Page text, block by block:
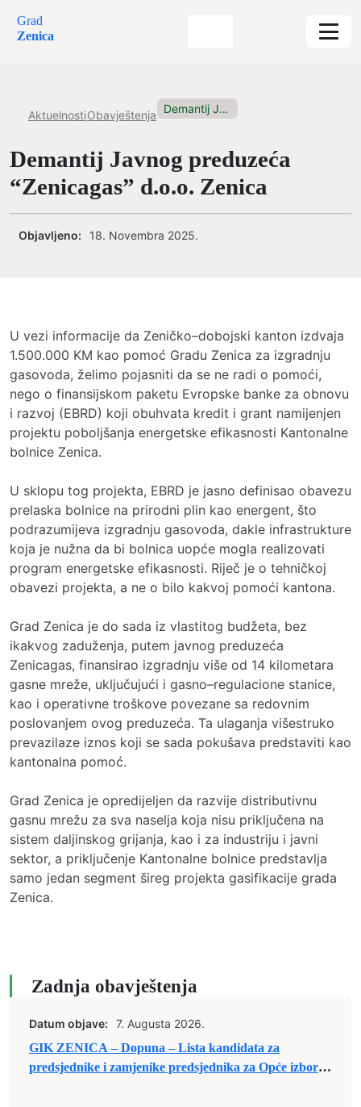
Grad
Zenica
AktuelnostiObavještenja Demantij Javnog preduzeća “Zenicagas” d.o.o....
Demantij Javnog preduzeća
“Zenicagas” d.o.o. Zenica
Objavljeno: 18. Novembra 2025.
U vezi informacije da Zeničko–dobojski kanton izdvaja
1.500.000 KM kao pomoć Gradu Zenica za izgradnju
gasovoda, želimo pojasniti da se ne radi o pomoći,
nego o finansijskom paketu Evropske banke za obnovu
i razvoj (EBRD) koji obuhvata kredit i grant namijenjen
projektu poboljšanja energetske efikasnosti Kantonalne
bolnice Zenica.
U sklopu tog projekta, EBRD je jasno definisao obavezu
prelaska bolnice na prirodni plin kao energent, što
podrazumijeva izgradnju gasovoda, dakle infrastrukture
koja je nužna da bi bolnica uopće mogla realizovati
program energetske efikasnosti. Riječ je o tehničkoj
obavezi projekta, a ne o bilo kakvoj pomoći kantona.
Grad Zenica je do sada iz vlastitog budžeta, bez
ikakvog zaduženja, putem javnog preduzeća
Zenicagas, finansirao izgradnju više od 14 kilometara
gasne mreže, uključujući i gasno–regulacione stanice,
kao i operativne troškove povezane sa redovnim
poslovanjem ovog preduzeća. Ta ulaganja višestruko
prevazilaze iznos koji se sada pokušava predstaviti kao
kantonalna pomoć.
Grad Zenica je opredijeljen da razvije distributivnu
gasnu mrežu za sva naselja koja nisu priključena na
sistem daljinskog grijanja, kao i za industriju i javni
sektor, a priključenje Kantonalne bolnice predstavlja
samo jedan segment šireg projekta gasifikacije grada
Zenica.
Zadnja obavještenja
Datum objave:
7. Augusta 2026.
GIK ZENICA – Dopuna – Lista kandidata za
predsjednike i zamjenike predsjednika za Opće izbore